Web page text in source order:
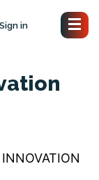
Sign in